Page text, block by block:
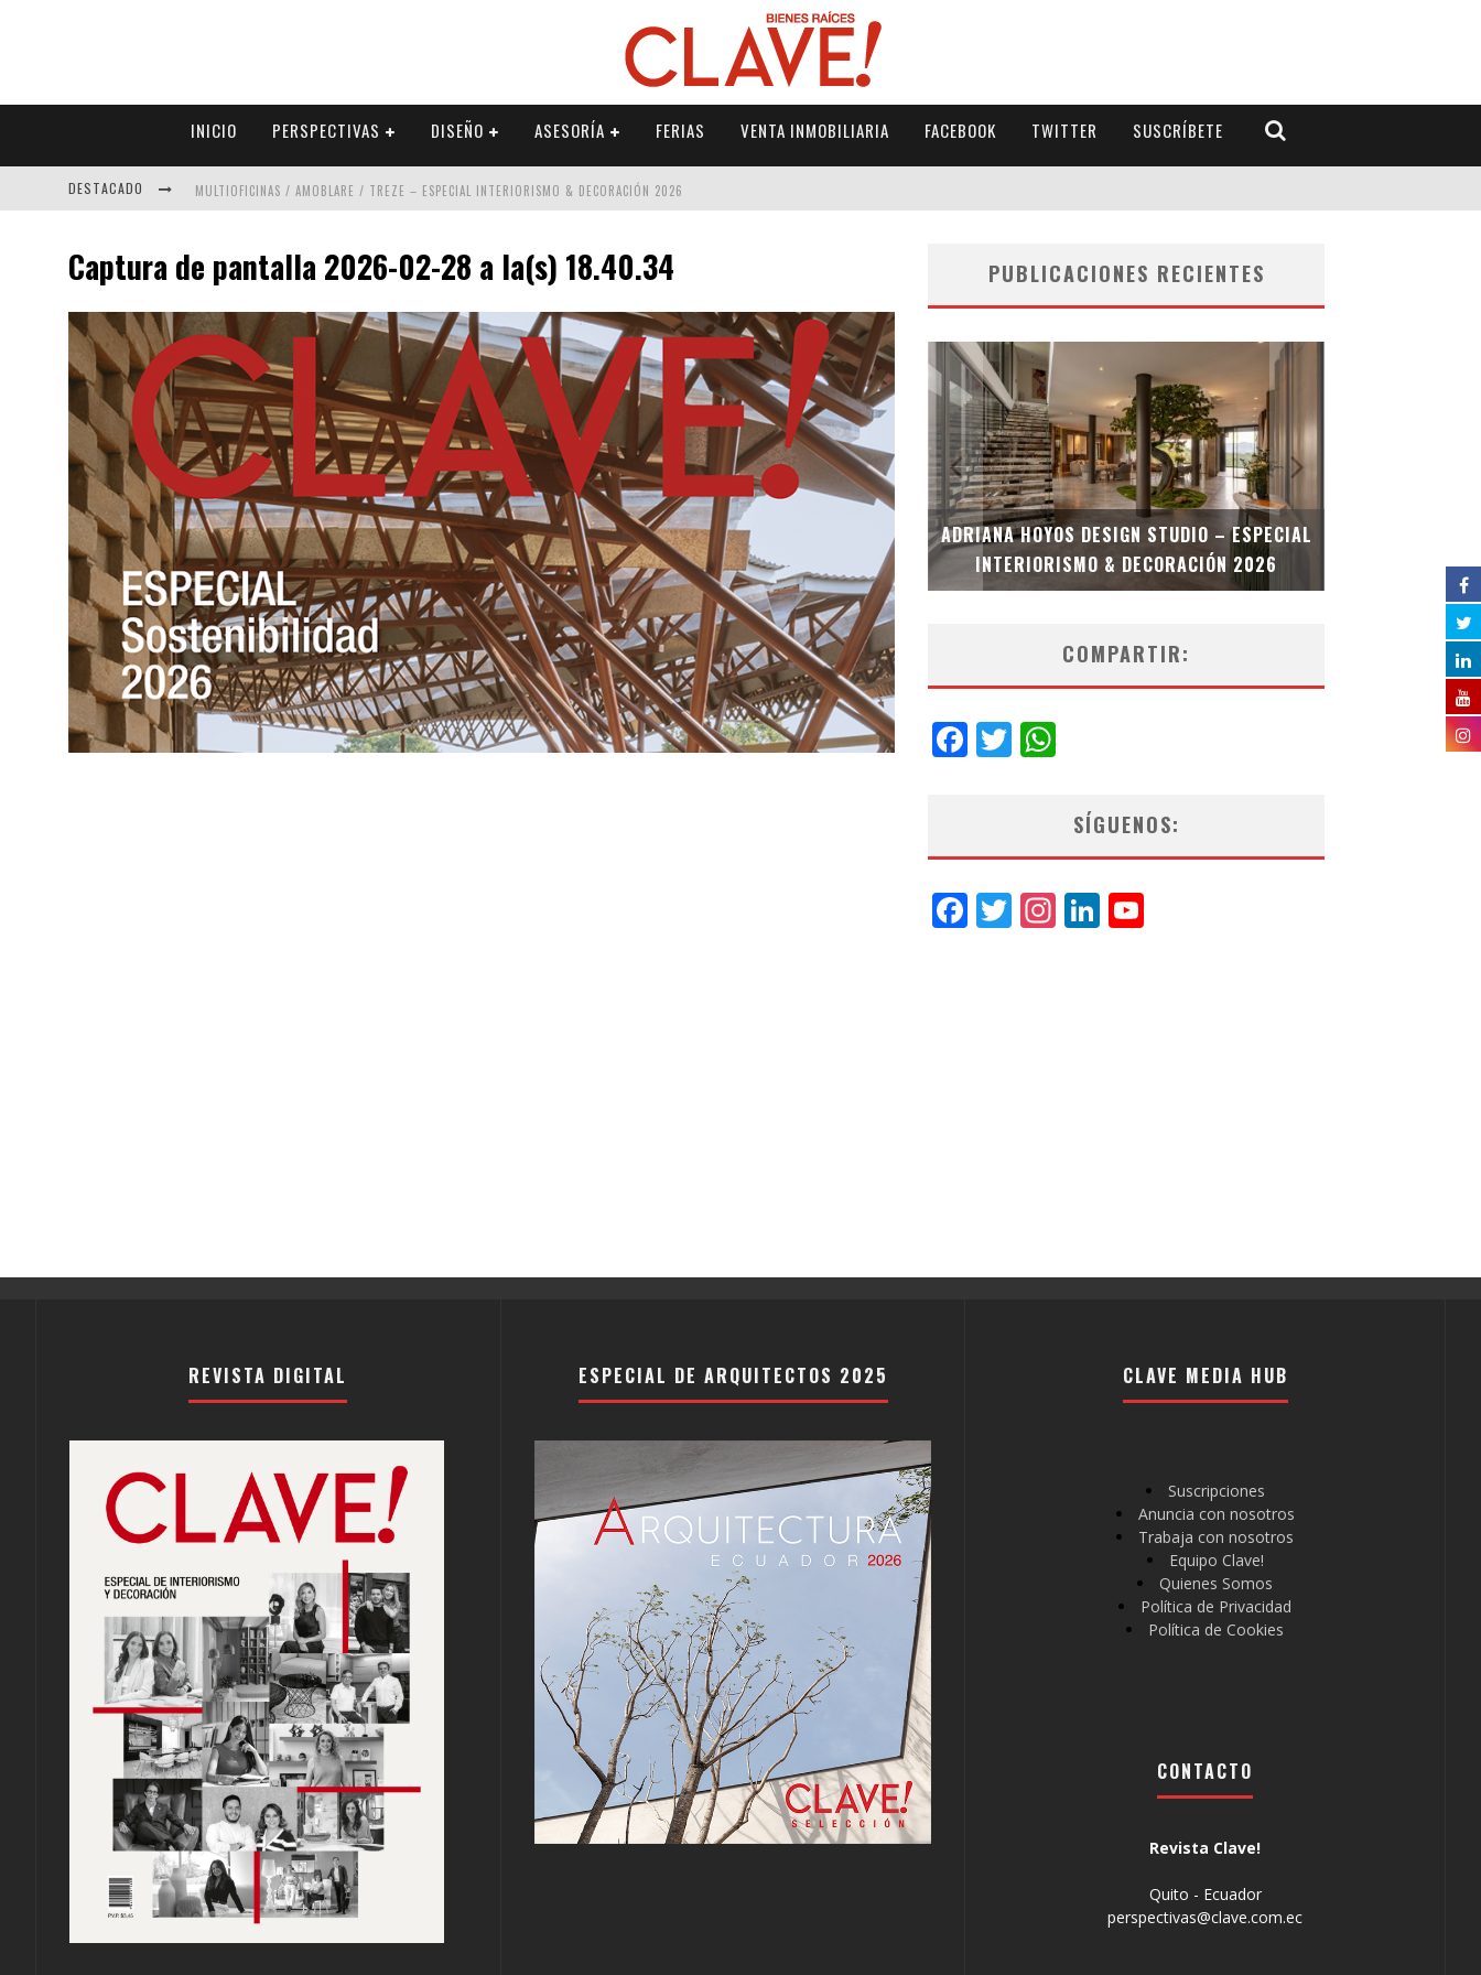
INICIO PERSPECTIVAS DISEÑO ASESORÍA FERIAS VENTA INMOBILIARIA FACEBOOK TWITTER SUSCRÍBETE
DESTACADO MULTIOFICINAS / AMOBLARE / TREZE – ESPECIAL INTERIORISMO & DECORACIÓN 2026
COLINEAL – ESPECIAL INTERIORISMO & DECORACIÓN 2026
ADRIANA HOYOS DESIGN STUDIO – ESPECIAL INTERIORISMO & DECORACIÓN 2026
Captura de pantalla 2026-02-28 a la(s) 18.40.34 PUBLICACIONES RECIENTES
MUBB DESIGN STUDIO – ESPECIAL
INTERIORISMO & DECORACIÓN 2026
ADRIANA HOYOS DESIGN STUDIO – ESPECIAL
INTERIORISMO & DECORACIÓN 2026
COMPARTIR:
Facebook
Twitter
SÍGUENOS:
Facebook
Twitter
Instagram
LinkedIn
REVISTA DIGITAL ESPECIAL DE ARQUITECTOS 2025 CLAVE MEDIA HUB
Suscripciones
Anuncia con nosotros
Trabaja con nosotros
Equipo Clave!
Quienes Somos
Política de Privacidad
Política de Cookies
CONTACTO
Revista Clave!
Quito - Ecuador
perspectivas@clave.com.ec